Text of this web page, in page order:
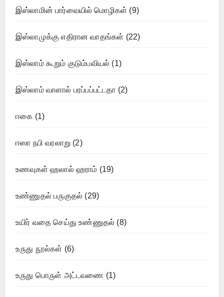
இஸ்லாமின் பார்வையில் மொழிகள் (9)
இஸ்லாமுக்கு எதிரான வாதங்கள் (22)
இஸ்லாம் கூறும் குடும்பவியல் (1)
இஸ்லாம் வாளால் பரப்பப்பட்டதா (2)
ஈகை (1)
ஈஸா நபி வரலாறு (2)
உணவுகள் ஹலால் ஹராம் (19)
உண்ணுதல் பருகுதல் (29)
உயிர் வதை செய்து உண்ணுதல் (8)
உருது நூல்கள் (6)
உருது பொருள் அட்டவணை (1)